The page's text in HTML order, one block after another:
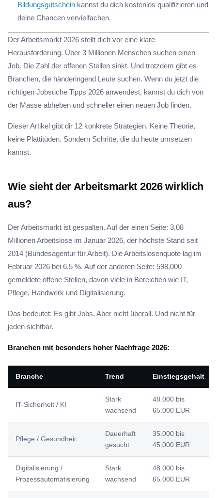
Bildungsgutschein kannst du dich kostenlos qualifizieren und
deine Chancen vervielfachen.
Der Arbeitsmarkt 2026 stellt dich vor eine klare
Herausforderung. Über 3 Millionen Menschen suchen einen
Job. Die Zahl der offenen Stellen sinkt. Und trotzdem gibt es
Branchen, die händeringend Leute suchen. Wenn du jetzt die
richtigen Jobsuche Tipps 2026 anwendest, kannst du dich von
der Masse abheben und schneller einen neuen Job finden.
Dieser Artikel gibt dir 12 konkrete Strategien. Keine Theorie,
keine Plattitüden. Sondern Schritte, die du heute umsetzen
kannst.
Wie sieht der Arbeitsmarkt 2026 wirklich
aus?
Der Arbeitsmarkt ist gespalten. Auf der einen Seite: 3,08
Millionen Arbeitslose im Januar 2026, der höchste Stand seit
2014 (Bundesagentur für Arbeit). Die Arbeitslosenquote lag im
Februar 2026 bei 6,5 %. Auf der anderen Seite: 598.000
gemeldete offene Stellen, davon viele in Bereichen wie IT,
Pflege, Handwerk und Digitalisierung.
Das bedeutet: Es gibt Jobs. Aber nicht überall. Und nicht für
jeden sichtbar.
Branchen mit besonders hoher Nachfrage 2026:
Branche Trend Einstiegsgehalt
IT-Sicherheit / KI
Stark
wachsend
48.000 bis
65.000 EUR
Pflege / Gesundheit
Dauerhaft
gesucht
35.000 bis
45.000 EUR
Digitalisierung /
Prozessautomatisierung
Stark
wachsend
48.000 bis
65.000 EUR